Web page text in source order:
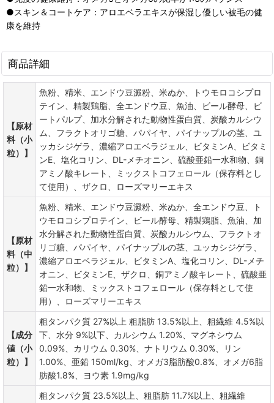
●スキン＆コートケア：アロエベラエキスが保湿し優しい被毛の健
康を維持
商品詳細
【原材
料（小
粒）】
魚粉、精米、エンドウ豆澱粉、米ぬか、トウモロコシプロ
テイン、精製鶏脂、全エンドウ豆、魚油、ビール酵母、ビ
ートパルプ、加水分解された動物性蛋白質、炭酸カルシウ
ム、フラクトオリゴ糖、パパイヤ、パイナップルの茎、ユ
ッカシジゲラ、濃縮アロエベラジェル、ビタミンA、ビタミ
ンE、塩化コリン、DL-メチオニン、硫酸亜鉛一水和物、銅
アミノ酸キレート、ミックストコフェロール（保存料とし
て使用）、ザクロ、ローズマリーエキス
【原材
料（中
粒）】
魚粉、精米、エンドウ豆澱粉、米ぬか、全エンドウ豆、ト
ウモロコシプロテイン、ビール酵母、精製鶏脂、魚油、加
水分解された動物性蛋白質、炭酸カルシウム、フラクトオ
リゴ糖、パパイヤ、パイナップルの茎、ユッカシジゲラ、
濃縮アロエベラジェル、ビタミンA、塩化コリン、DL-メチ
オニン、ビタミンE、ザクロ、銅アミノ酸キレート、硫酸亜
鉛一水和物、ミックストコフェロール（保存料として使
用）、ローズマリーエキス
【成分
値（小
粒）】
粗タンパク質 27%以上 粗脂肪 13.5%以上、粗繊維 4.5%以
下、水分 9%以下、カルシウム 1.20%、マグネシウム
0.09%、カリウム 0.30%、ナトリウム 0.30%、リン
1.00%、亜鉛 150ml/kg、オメガ3脂肪酸0.8%、オメガ6脂
肪酸1.8%、ヨウ素 1.9mg/kg
粗タンパク質 23.5%以上、粗脂肪 11.7%以上、粗繊維